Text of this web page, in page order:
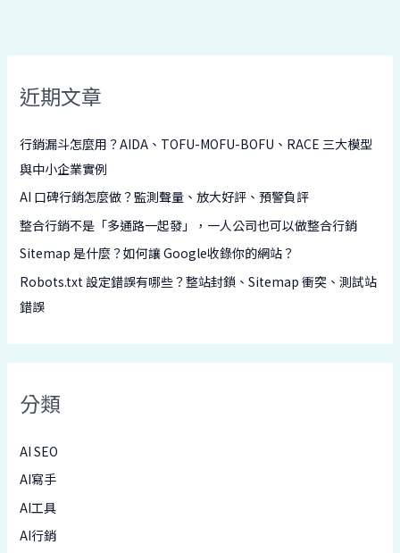
近期文章
行銷漏斗怎麼用？AIDA、TOFU-MOFU-BOFU、RACE 三大模型
與中小企業實例
AI 口碑行銷怎麼做？監測聲量、放大好評、預警負評
整合行銷不是「多通路一起發」，一人公司也可以做整合行銷
Sitemap 是什麼？如何讓 Google收錄你的網站？
Robots.txt 設定錯誤有哪些？整站封鎖、Sitemap 衝突、測試站
錯誤
分類
AI SEO
AI寫手
AI工具
AI行銷